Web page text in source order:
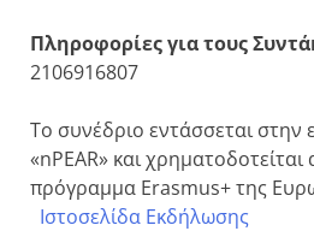
Πληροφορίες για τους
2106916807
Το συνέδριο εντάσσεται
«nPEAR» και χρηματοδοτείται
πρόγραμμα Erasmus+ της
Ιστοσελίδα Εκδήλωσης